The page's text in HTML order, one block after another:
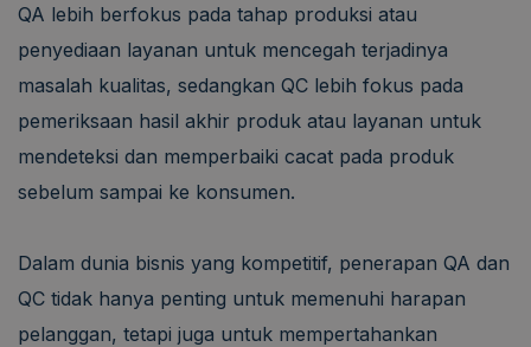
QA lebih berfokus pada tahap produksi atau
penyediaan layanan untuk mencegah terjadinya
masalah kualitas, sedangkan QC lebih fokus pada
pemeriksaan hasil akhir produk atau layanan untuk
mendeteksi dan memperbaiki cacat pada produk
sebelum sampai ke konsumen.
Dalam dunia bisnis yang kompetitif, penerapan QA dan
QC tidak hanya penting untuk memenuhi harapan
pelanggan, tetapi juga untuk mempertahankan